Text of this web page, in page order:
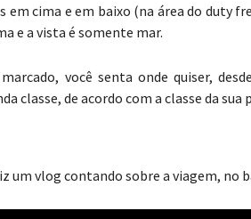
em cima e em baixo (na área do duty
e a vista é somente mar.
você senta onde quiser,
classe, de acordo com a classe da sua
um vlog contando sobre a viagem, no